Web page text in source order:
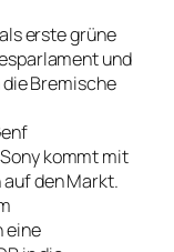
erste grüne
und
Bremische
kommt mit
den Markt.
eine